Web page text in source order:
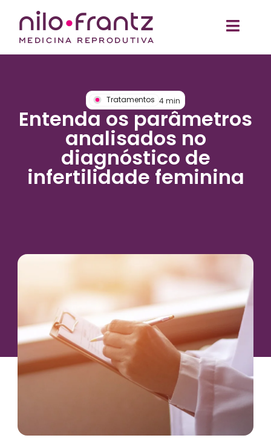
Tratamentos 4min
Entenda os parâmetros
analisados no
diagnóstico de
infertilidade feminina